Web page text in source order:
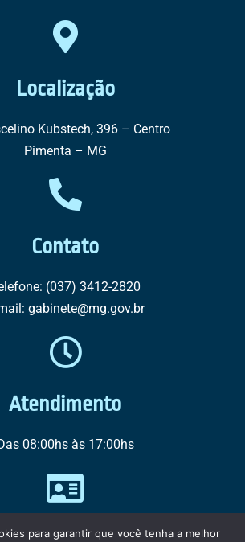
Localização
Kubstech, 396 – Centro
Pimenta – MG
Contato
(037) 3412-2820
gabinete@mg.gov.br
Atendimento
08:00hs às 17:00hs
para garantir que você tenha a melhor